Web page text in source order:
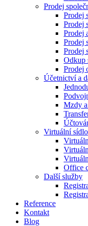
Prodej
Prodej
Prodej
Prodej
Prodej
Prodej
Odkup
Prodej
Účetnictví a
Mzdy
Virtuální sídlo
Office
Další služby
Reference
Kontakt
Blog